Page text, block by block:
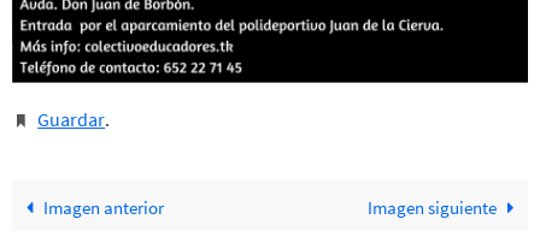
Guardar.
Imagen anterior Imagen siguiente